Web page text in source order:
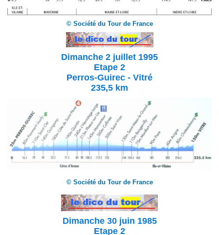
© Société du Tour de France
Dimanche 2 juillet 1995
Etape 2
Perros-Guirec - Vitré
235,5 km
© Société du Tour de France
Dimanche 30 juin 1985
Etape 2